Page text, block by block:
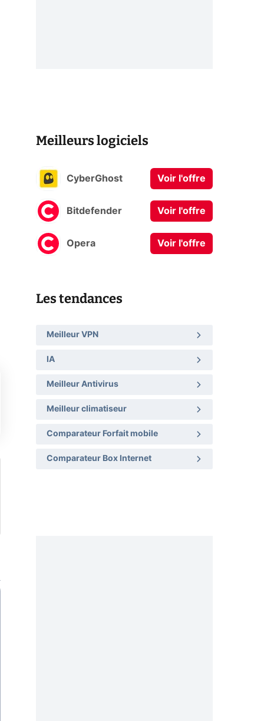
Meilleurs logiciels
CyberGhost Voir l'offre
Bitdefender Voir l'offre
Opera Voir l'offre
Les tendances
Meilleur VPN
IA
Meilleur Antivirus
Meilleur climatiseur
Comparateur Forfait mobile
Comparateur Box Internet